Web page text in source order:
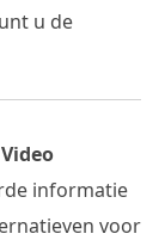
u de
informatie
voor